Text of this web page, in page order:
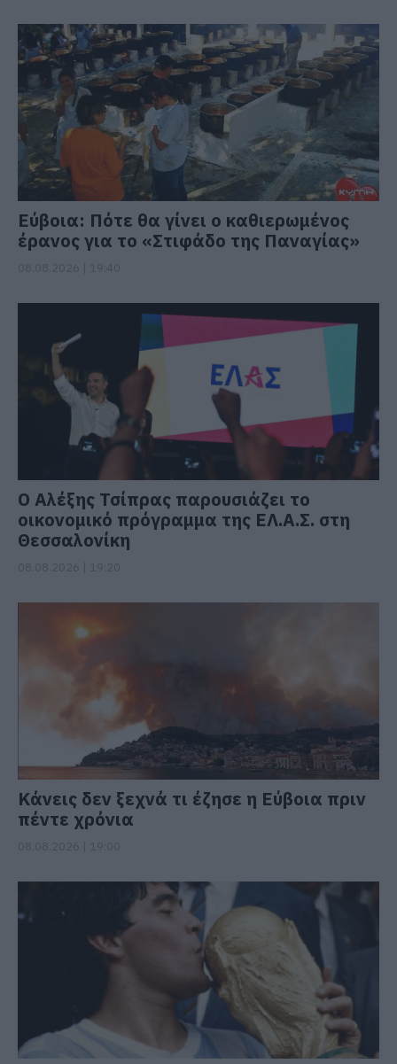
Εύβοια: Πότε θα γίνει ο καθιερωμένος
έρανος για το «Στιφάδο της Παναγίας»
Ο Αλέξης Τσίπρας παρουσιάζει το
οικονομικό πρόγραμμα της ΕΛ.Α.Σ. στη
Θεσσαλονίκη
Κάνεις δεν ξεχνά τι έζησε η Εύβοια πριν
πέντε χρόνια